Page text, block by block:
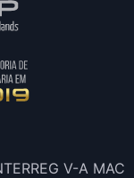
V-A MAC